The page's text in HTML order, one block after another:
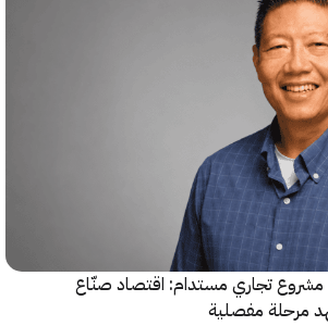
تجاري مستدام: اقتصاد صنّاع
مفصلية